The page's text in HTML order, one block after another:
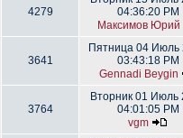
4279
04:36:20 PM
Максимов Юрий
3641
Пятница 04 Июль
03:43:18 PM
Gennadi Beygin
3764
Вторник 01 Июль
04:01:05 PM
vgm